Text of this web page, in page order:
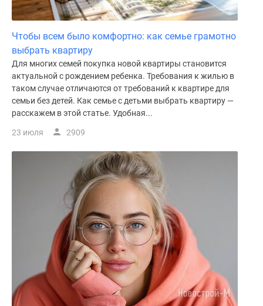
Чтобы всем было комфортно: как семье грамотно
выбрать квартиру
Для многих семей покупка новой квартиры становится
актуальной с рождением ребенка. Требования к жилью в
таком случае отличаются от требований к квартире для
семьи без детей. Как семье с детьми выбрать квартиру —
расскажем в этой статье. Удобная...
23 июля 2909